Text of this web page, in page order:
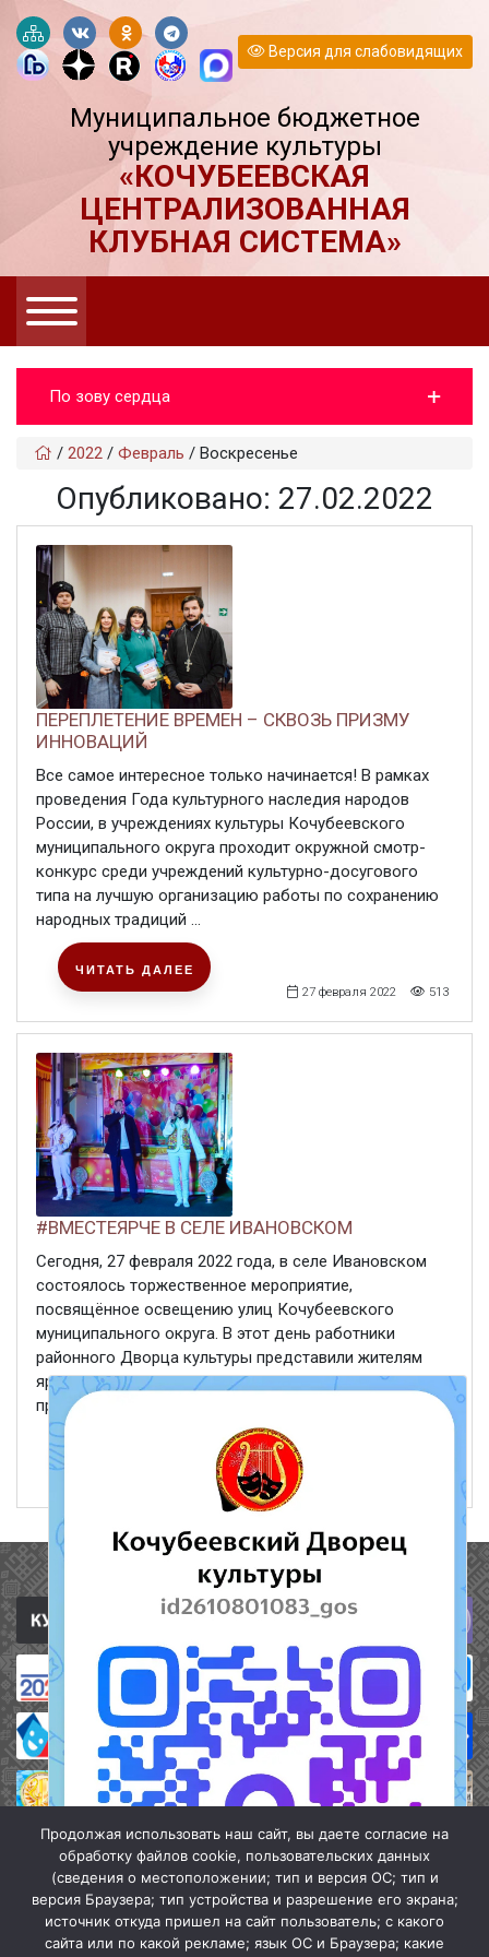
Версия для слабовидящих
Муниципальное бюджетное
учреждение культуры
«КОЧУБЕЕВСКАЯ
ЦЕНТРАЛИЗОВАННАЯ
КЛУБНАЯ СИСТЕМА»
По зову сердца
/ 2022 / Февраль / Воскресенье
Опубликовано: 27.02.2022
ПЕРЕПЛЕТЕНИЕ ВРЕМЕН – СКВОЗЬ ПРИЗМУ
ИННОВАЦИЙ
Все самое интересное только начинается! В рамках
проведения Года культурного наследия народов
России, в учреждениях культуры Кочубеевского
муниципального округа проходит окружной смотр-
конкурс среди учреждений культурно-досугового
типа на лучшую организацию работы по сохранению
народных традиций ...
27 февраля 2022 513
ЧИТАТЬ ДАЛЕЕ
#ВМЕСТЕЯРЧЕ В СЕЛЕ ИВАНОВСКОМ
Сегодня, 27 февраля 2022 года, в селе Ивановском
состоялось торжественное мероприятие,
посвящённое освещению улиц Кочубеевского
муниципального округа. В этот день работники
районного Дворца культуры представили жителям
яркое и завораживающее световое представление. С
приветственным словом к жителям ...
27 февраля 2022
Полезные ссылки
Продолжая использовать наш сайт, вы даете согласие на
обработку файлов cookie, пользовательских данных
(сведения о местоположении; тип и версия ОС; тип и
версия Браузера; тип устройства и разрешение его экрана;
источник откуда пришел на сайт пользователь; с какого
сайта или по какой рекламе; язык ОС и Браузера; какие